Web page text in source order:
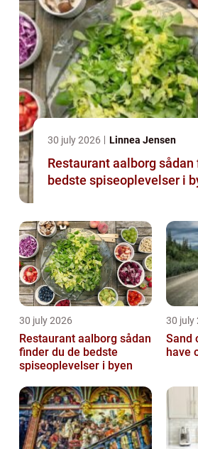
30 july 2026 Linnea Jensen
Restaurant aalborg sådan finder du de
bedste spiseoplevelser i
30 july 2026
Restaurant aalborg sådan
finder du de bedste
spiseoplevelser i byen
30 july
Sand
have